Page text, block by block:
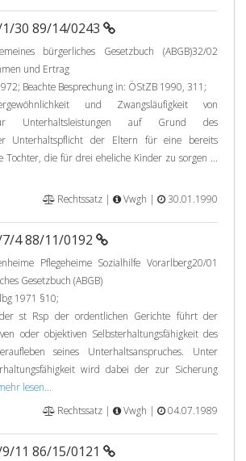
30 89/14/0243
bürgerliches Gesetzbuch (ABGB)32/02
und Ertrag
Beachte Besprechung in: ÖStZB 1990, 311;
und Zwangsläufigkeit von
Unterhaltsleistungen auf Grund des
Unterhaltspflicht der Eltern für eine bereits
Tochter, die für drei eheliche Kinder zu sorgen ...
Rechtssatz |
Vwgh | 30.01.1990
4 88/11/0192
Pflegeheime Sozialhilfe Vorarlberg20/01
Gesetzbuch (ABGB)
1971 §10;
st Rsp der ordentlichen Gerichte führt der
oder objektiven Selbsterhaltungsfähigkeit des
seines Unterhaltsanspruches. Unter
wird dabei der zur Sicherung
lesen...
Rechtssatz |
Vwgh | 04.07.1989
11 86/15/0121